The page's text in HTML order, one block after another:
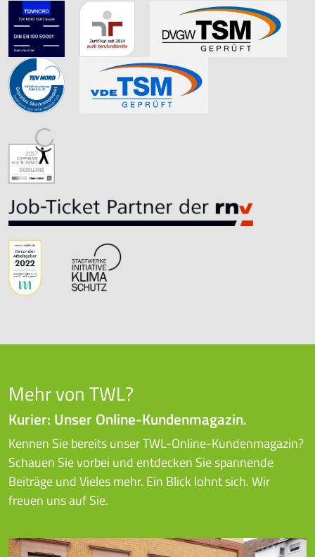
Mehr von TWL?
Kurier: Unser Online-Kundenmagazin.
Kennen Sie bereits unser TWL-Online-Kundenmagazin?
Schauen Sie vorbei und entdecken Sie spannende
Beiträge und Vieles mehr. Ein Blick lohnt sich. Wir
freuen uns auf Sie.